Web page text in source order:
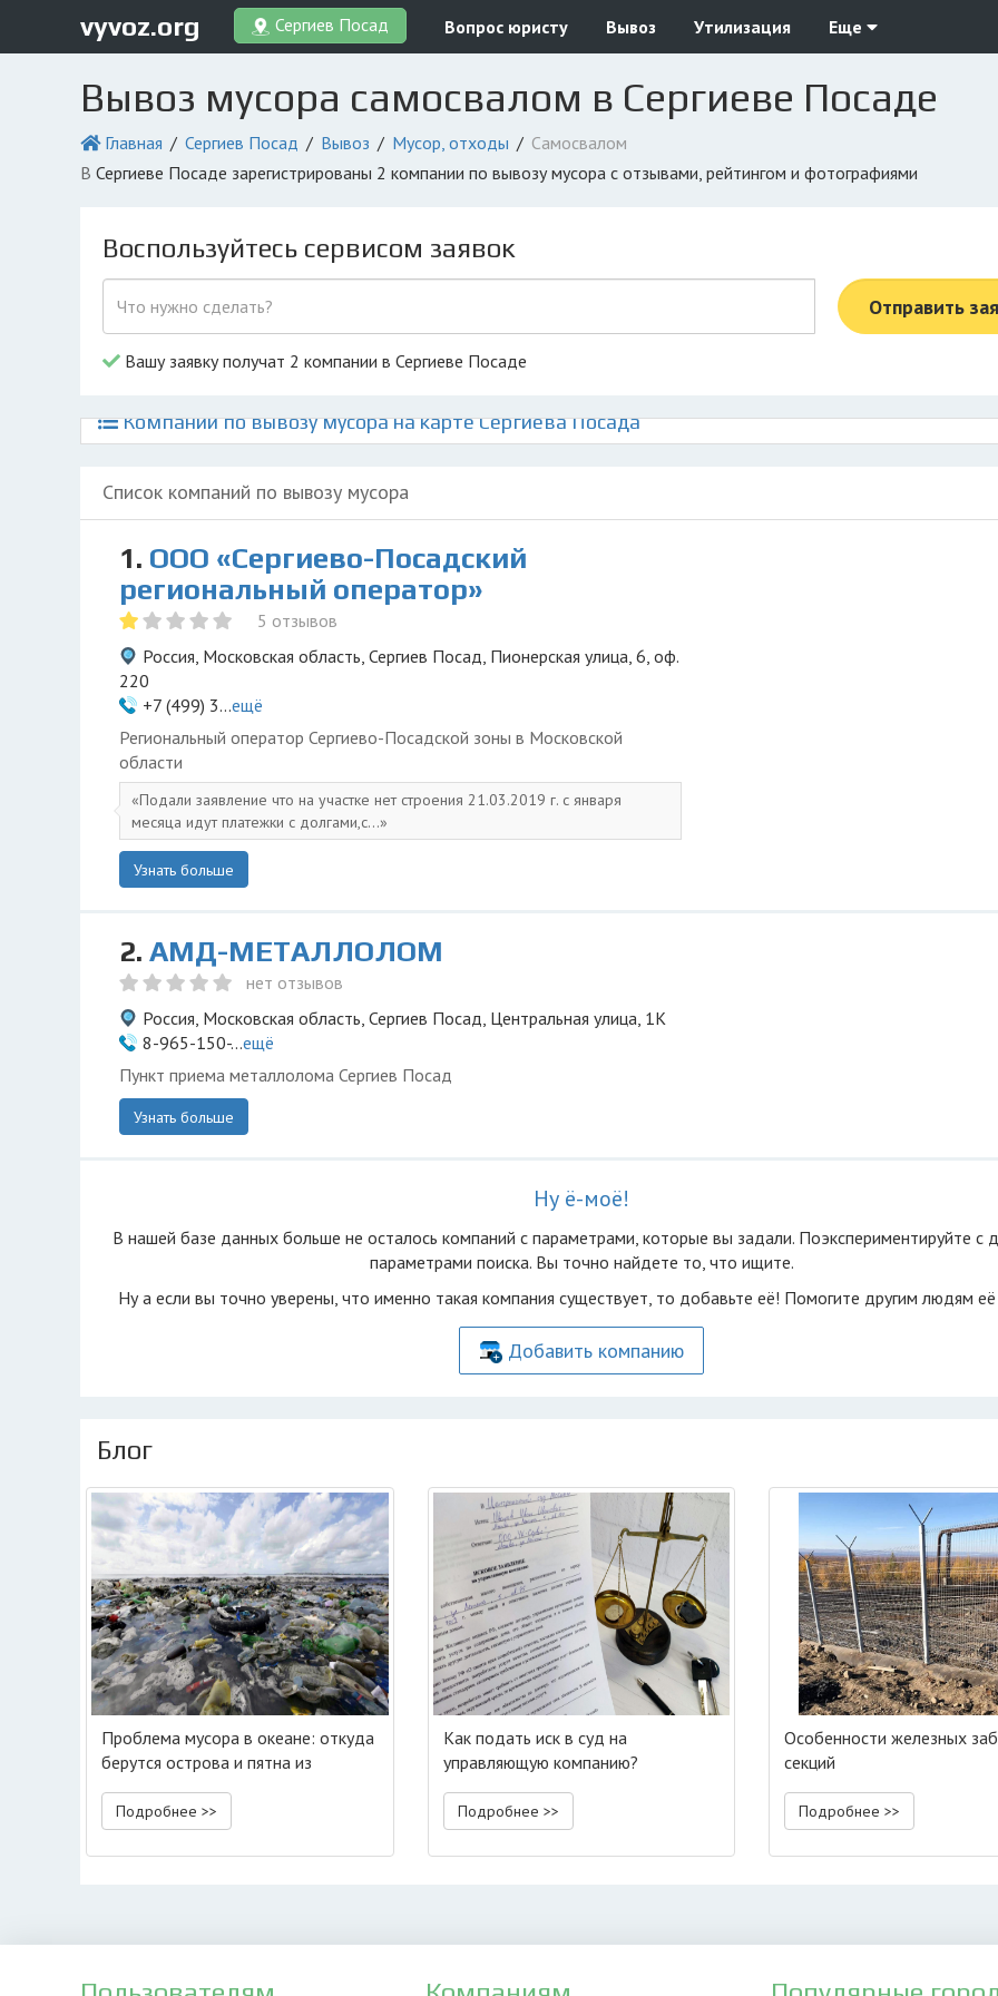
vyvoz.org Сергиев Посад Вопрос юристу Вывоз Утилизация Еще
Вывоз мусора самосвалом в Сергиеве Посаде
Главная Сергиев Посад Вывоз Мусор, отходы
Самосвалом
в Сергиеве Посаде зарегистрированы 2 компании по вывозу мусора с отзывами, рейтингом и фотографиями
Воспользуйтесь сервисом заявок
Отправить
Вашу заявку получат 2 компании в Сергиеве Посаде
Компании по вывозу мусора на карте Сергиева Посада
Список компаний по вывозу мусора
1. ООО «Сергиево-Посадский
региональный оператор»
5 отзывов
Россия, Московская область, Сергиев Посад, Пионерская улица, 6, оф.
220
+7 (499) 3...ещё
Региональный оператор Сергиево-Посадской зоны в Московской
области
Подали заявление что на участке нет строения 21.03.2019 г. с января
месяца идут платежки с долгами,с...
Узнать больше
2. АМД-МЕТАЛЛОЛОМ
нет отзывов
Россия, Московская область, Сергиев Посад, Центральная улица, 1К
8-965-150-...ещё
Пункт приема металлолома Сергиев Посад
Узнать больше
Ну ё-моё!
В нашей базе данных больше не осталоcь компаний с параметрами, которые вы задали. Поэкспериментируйте с
параметрами поиска. Вы точно найдете то, что ищите.
Ну а если вы точно уверены, что именно такая компания существует, то добавьте её! Помогите другим людям
Добавить компанию
Блог
Проблема мусора в океане: откуда
берутся острова и пятна из
отходов
Подробнее >>
Как подать иск в суд на
управляющую компанию?
Подробнее >>
Особенности железных
секций
Подробнее >>